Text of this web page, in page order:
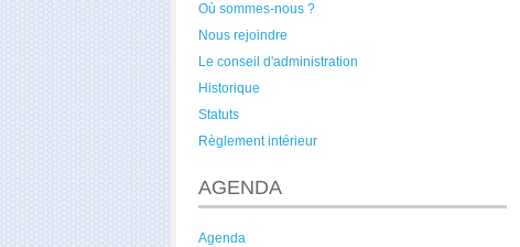
Où sommes-nous ?
Nous rejoindre
Le conseil d'administration
Historique
Statuts
Règlement intérieur
AGENDA
Agenda